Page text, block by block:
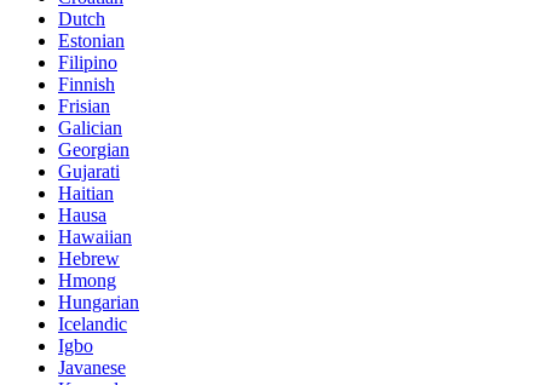
Dutch
Estonian
Filipino
Finnish
Frisian
Galician
Georgian
Gujarati
Haitian
Hausa
Hawaiian
Hebrew
Hmong
Hungarian
Icelandic
Igbo
Javanese